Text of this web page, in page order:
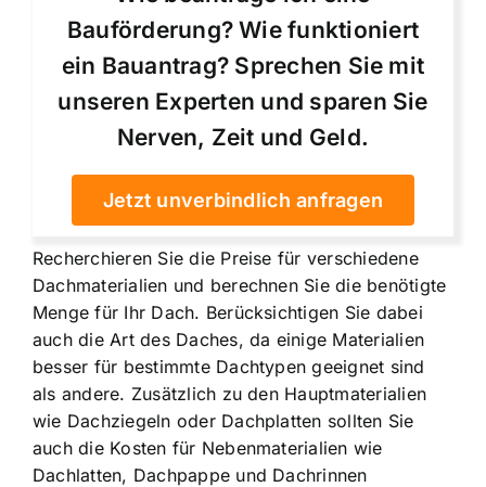
Bauförderung? Wie funktioniert
ein Bauantrag? Sprechen Sie mit
unseren Experten und sparen Sie
Nerven, Zeit und Geld.
Jetzt unverbindlich anfragen
Recherchieren Sie die Preise für verschiedene
Dachmaterialien und berechnen Sie die benötigte
Menge für Ihr Dach. Berücksichtigen Sie dabei
auch die Art des Daches, da einige Materialien
besser für bestimmte Dachtypen geeignet sind
als andere. Zusätzlich zu den Hauptmaterialien
wie Dachziegeln oder Dachplatten sollten Sie
auch die Kosten für Nebenmaterialien wie
Dachlatten, Dachpappe und Dachrinnen